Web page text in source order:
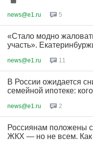
news@e1.ru 5
«Стало модно
участь».
news@e1.ru 11
В России ожидается
семейной ипотеке:
news@e1.ru 2
Россиянам положены
ЖКХ — но не всем. Как